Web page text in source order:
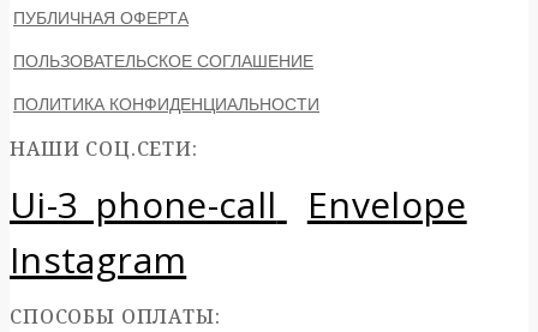
ПУБЛИЧНАЯ ОФЕРТА
ПОЛЬЗОВАТЕЛЬСКОЕ СОГЛАШЕНИЕ
ПОЛИТИКА КОНФИДЕНЦИАЛЬНОСТИ
НАШИ СОЦ.СЕТИ:
Ui-3_phone-call
Envelope
Instagram
СПОСОБЫ ОПЛАТЫ: